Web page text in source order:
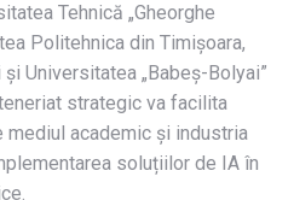
Tehnică „Gheorghe
Politehnica din Timișoara,
Universitatea „Babeș-Bolyai”
strategic va facilita
academic și industria
soluțiilor de IA în